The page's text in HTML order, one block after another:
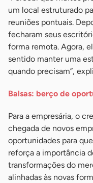
um local estruturado
reuniões pontuais.
fecharam seus
forma remota. Agora,
sentido manter uma
quando precisam”,
Balsas: berço de
Para a empresária, o
chegada de novos
oportunidades para
reforça a importância
transformações do
alinhadas às novas